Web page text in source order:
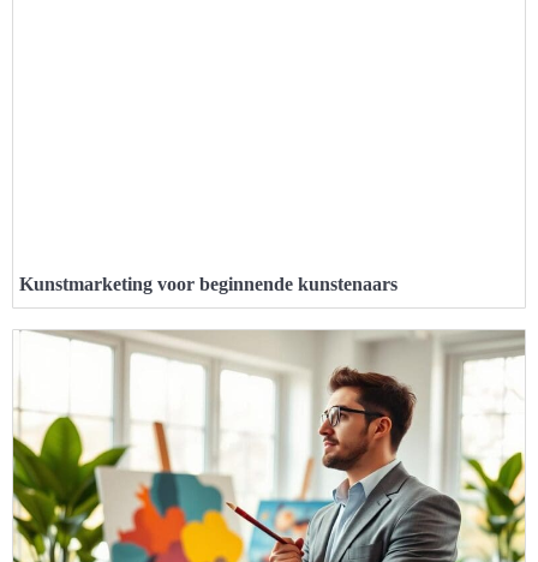
Kunstmarketing voor beginnende kunstenaars